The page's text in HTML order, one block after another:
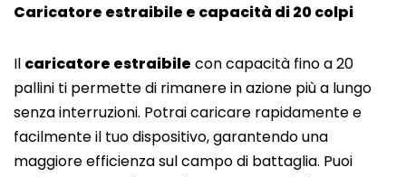
Caricatore estraibile e capacità di 20 colpi
Il caricatore estraibile con capacità fino a 20
pallini ti permette di rimanere in azione più a lungo
senza interruzioni. Potrai caricare rapidamente e
facilmente il tuo dispositivo, garantendo una
maggiore efficienza sul campo di battaglia. Puoi